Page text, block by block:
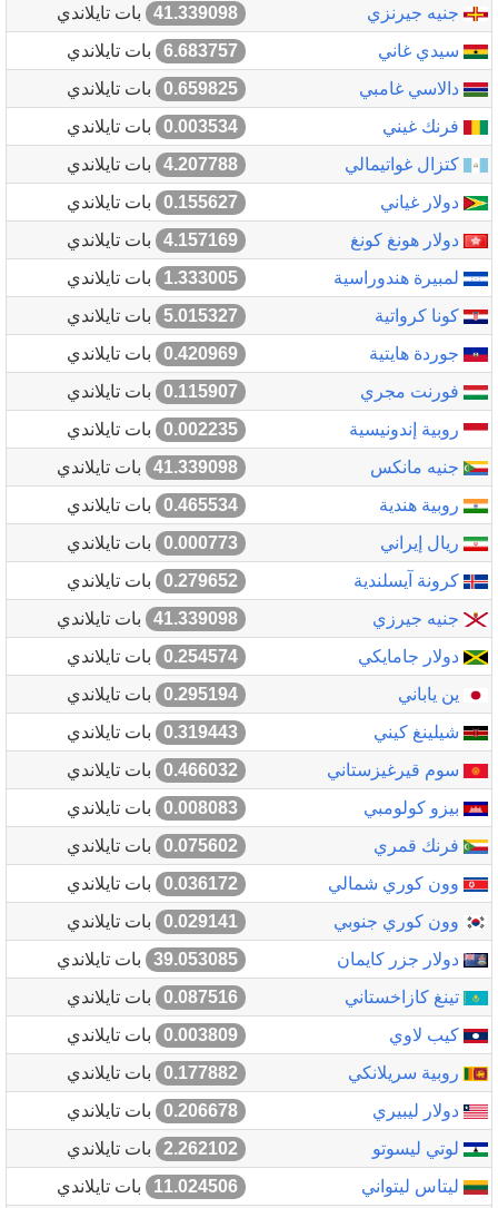
جنيه جيرنزي 41.339098
بات تايلاندي
سيدي غاني
6.683757
بات تايلاندي
دالاسي غامبي
0.659825
بات تايلاندي
فرنك غيني
0.003534
بات تايلاندي
كتزال غواتيمالي
4.207788
بات تايلاندي
دولار غياني
0.155627
بات تايلاندي
دولار هونغ كونغ
4.157169
بات تايلاندي
لمبيرة هندوراسية
1.333005
بات تايلاندي
كونا كرواتية
5.015327
بات تايلاندي
جوردة هايتية
0.420969
بات تايلاندي
فورنت مجري
0.115907
بات تايلاندي
روبية إندونيسية
0.002235
بات تايلاندي
جنيه مانكس
41.339098
بات تايلاندي
روبية هندية
0.465534
بات تايلاندي
ريال إيراني
0.000773
بات تايلاندي
كرونة آيسلندية
0.279652
بات تايلاندي
جنيه جيرزي
41.339098
بات تايلاندي
دولار جامايكي
0.254574
بات تايلاندي
ين ياباني
0.295194
بات تايلاندي
شيلينغ كيني
0.319443
بات تايلاندي
سوم قيرغيزستاني
0.466032
بات تايلاندي
بيزو كولومبي
0.008083
بات تايلاندي
فرنك قمري
0.075602
بات تايلاندي
وون كوري شمالي
0.036172
بات تايلاندي
وون كوري جنوبي
0.029141
بات تايلاندي
دولار جزر كايمان
39.053085
بات تايلاندي
تينغ كازاخستاني
0.087516
بات تايلاندي
كيب لاوي
0.003809
بات تايلاندي
روبية سريلانكي
0.177882
بات تايلاندي
دولار ليبيري
0.206678
بات تايلاندي
لوتي ليسوتو
2.262102
بات تايلاندي
ليتاس ليتواني
11.024506
بات تايلاندي